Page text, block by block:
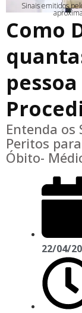
Sinais emitidos
Como
Entenda os
Peritos
Óbito-
22/04/